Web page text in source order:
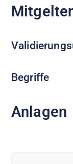
Begriffe
Anlagen